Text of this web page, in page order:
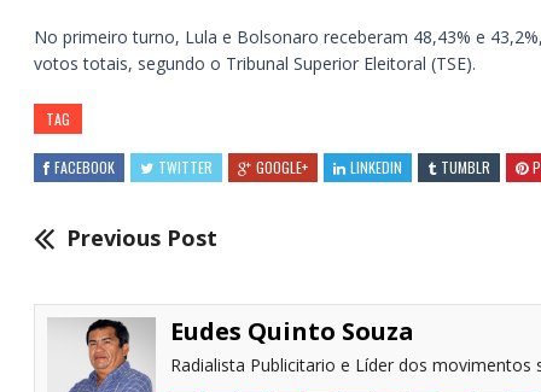
No primeiro turno, Lula e Bolsonaro receberam 48,43% e
votos totais, segundo o Tribunal Superior Eleitoral (TSE).
TAG
FACEBOOK TWITTER GOOGLE+ LINKEDIN TUMBLR
Previous Post
Eudes Quinto Souza
Radialista Publicitario e Líder dos movimentos